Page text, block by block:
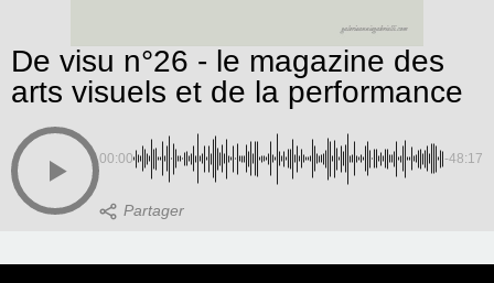
De visu n°26 - le magazine des
arts visuels et de la performance
00:00 -48:17